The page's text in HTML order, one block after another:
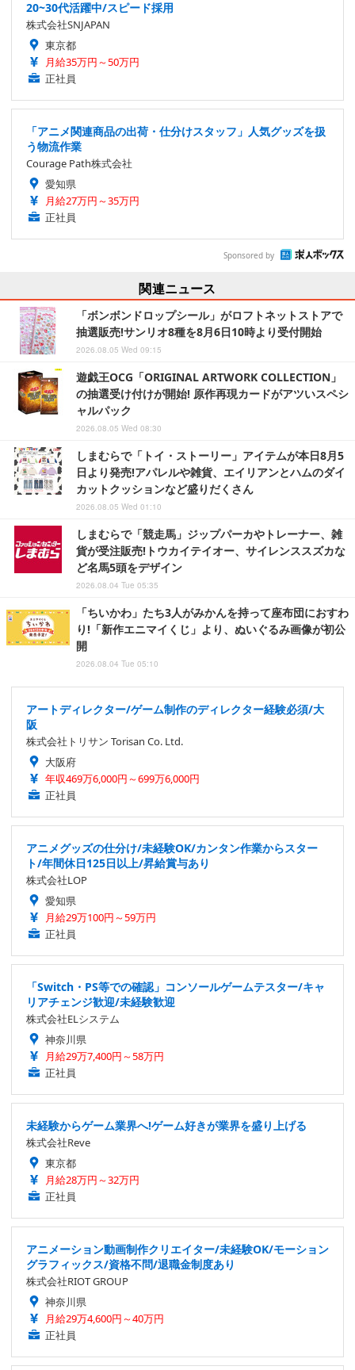
20~30代活躍中/スピード採用
株式会社SNJAPAN
東京都
月給35万円～50万円
正社員
「アニメ関連商品の出荷・仕分けスタッフ」人気グッズを扱
う物流作業
Courage Path株式会社
愛知県
月給27万円～35万円
正社員
Sponsored by
関連ニュース
「ボンボンドロップシール」がロフトネットストアで
抽選販売!サンリオ8種を8月6日10時より受付開始
2026.08.05 Wed 09:15
遊戯王OCG「ORIGINAL ARTWORK COLLECTION」
の抽選受け付けが開始! 原作再現カードがアツいスペシ
ャルパック
2026.08.05 Wed 08:30
しまむらで「トイ・ストーリー」アイテムが本日8月5
日より発売!アパレルや雑貨、エイリアンとハムのダイ
カットクッションなど盛りだくさん
2026.08.05 Wed 01:10
しまむらで「競走馬」ジップパーカやトレーナー、雑
貨が受注販売!トウカイテイオー、サイレンススズカな
ど名馬5頭をデザイン
2026.08.04 Tue 05:35
「ちいかわ」たち3人がみかんを持って座布団におすわ
り!「新作エニマイくじ」より、ぬいぐるみ画像が初公
開
2026.08.04 Tue 05:10
アートディレクター/ゲーム制作のディレクター経験必須/大
阪
株式会社トリサン Torisan Co. Ltd.
大阪府
年収469万6,000円～699万6,000円
正社員
アニメグッズの仕分け/未経験OK/カンタン作業からスター
ト/年間休日125日以上/昇給賞与あり
株式会社LOP
愛知県
月給29万100円～59万円
正社員
「Switch・PS等での確認」コンソールゲームテスター/キャ
リアチェンジ歓迎/未経験歓迎
株式会社ELシステム
神奈川県
月給29万7,400円～58万円
正社員
未経験からゲーム業界へ!ゲーム好きが業界を盛り上げる
株式会社Reve
東京都
月給28万円～32万円
正社員
アニメーション動画制作クリエイター/未経験OK/モーション
グラフィックス/資格不問/退職金制度あり
株式会社RIOT GROUP
神奈川県
月給29万4,600円～40万円
正社員